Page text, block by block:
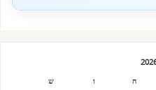
ה ו ש